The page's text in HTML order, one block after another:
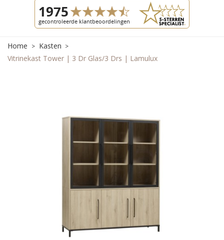
Home
Kasten
Vitrinekast Tower | 3 Dr Glas/3 Drs | Lamulux